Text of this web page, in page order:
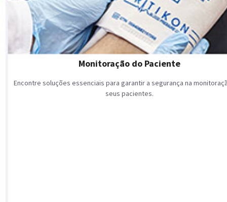
Monitoração do Paciente
Encontre soluções essenciais para garantir a segurança na
seus pacientes.